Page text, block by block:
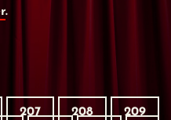
.
207 208
209